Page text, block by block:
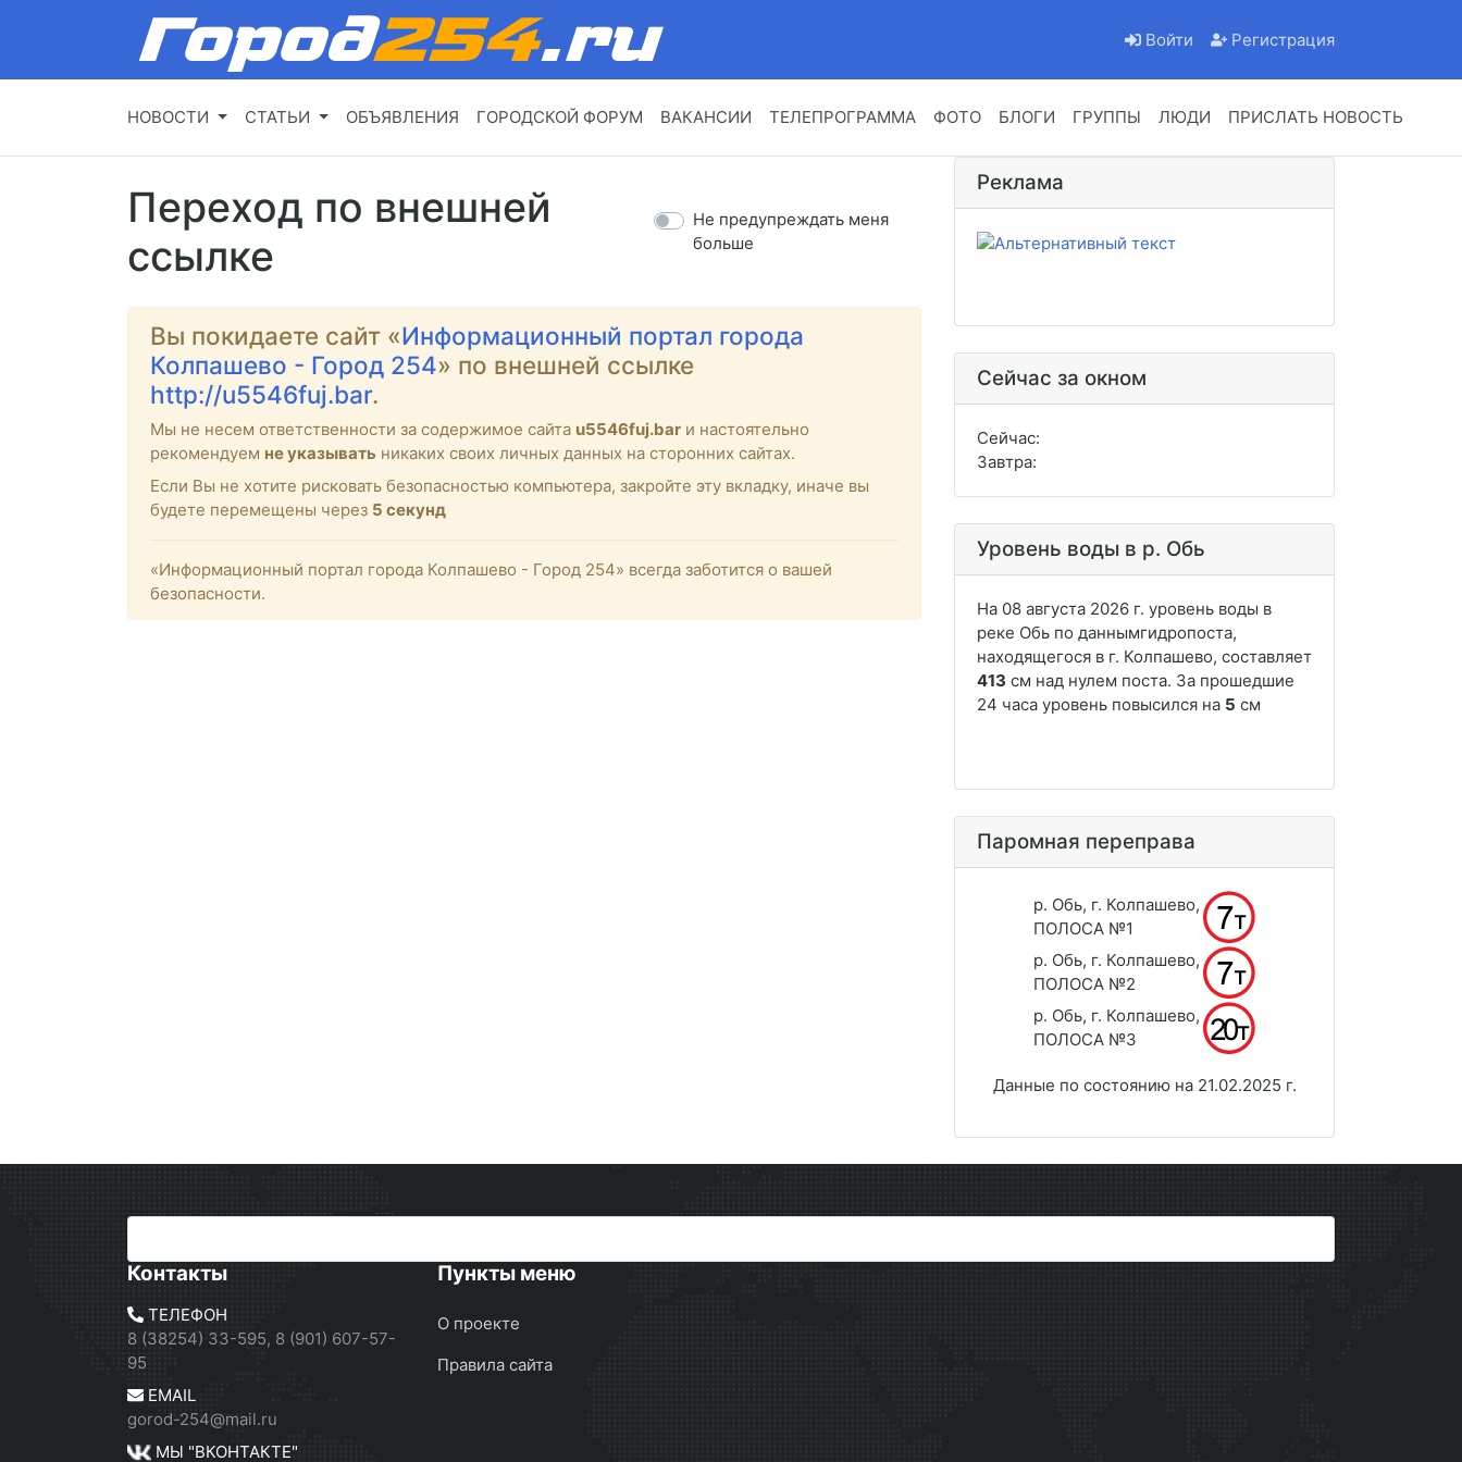
Войти Регистрация
НОВОСТИ СТАТЬИ ОБЪЯВЛЕНИЯ ГОРОДСКОЙ ФОРУМ ВАКАНСИИ ТЕЛЕПРОГРАММА ФОТО БЛОГИ ГРУППЫ ЛЮДИ ПРИСЛАТЬ НОВОСТЬ
Переход по внешней
ссылке
Не предупреждать меня
больше
Вы покидаете сайт «Информационный портал города
Колпашево - Город 254» по внешней ссылке
http://u5546fuj.bar.
Мы не несем ответственности за содержимое сайта u5546fuj.bar и настоятельно
рекомендуем не указывать никаких своих личных данных на сторонних сайтах.
Если Вы не хотите рисковать безопасностью компьютера, закройте эту вкладку, иначе вы
будете перемещены через 5 секунд
«Информационный портал города Колпашево - Город 254» всегда заботится о вашей
безопасности.
Реклама
Сейчас за окном
Сейчас:
Завтра:
Уровень воды в р. Обь
Паромная переправа
р. Обь, г. Колпашево,
ПОЛОСА №1
р. Обь, г. Колпашево,
ПОЛОСА №2
р. Обь, г. Колпашево,
ПОЛОСА №3
Данные по состоянию на 21.02.2025 г.
Контакты
ТЕЛЕФОН
8 (38254) 33-595, 8 (901) 607-57-
95
EMAIL
gorod-254@mail.ru
МЫ "ВКОНТАКТЕ"
Пункты меню
О проекте
Правила сайта